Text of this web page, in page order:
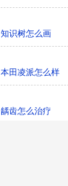
知识树怎么画
本田凌派怎么样
龋齿怎么治疗